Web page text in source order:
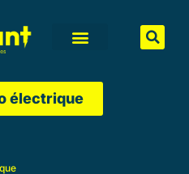
électrique